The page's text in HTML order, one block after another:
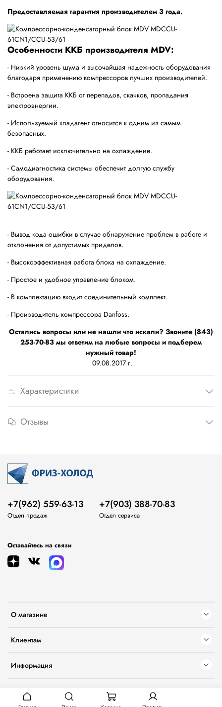
Предоставляемая гарантия производителем 3 года.
Особенности ККБ производителя MDV:
- Низкий уровень шума и высочайшая надежность оборудования
благодаря применению компрессоров лучших производителей.
- Встроена защита ККБ от перепадов, скачков, пропадания
электроэнергии.
- Используемый хладагент относится к одним из самым
безопасных.
- ККБ работает исключительно на охлаждение.
- Самодиагностика системы обеспечит долгую службу
оборудования.
- Вывод кода ошибки в случае обнаружение проблем в работе и
отклонения от допустимых приделов.
- Высокоэффективная работа блока на охлаждение.
- Простое и удобное управление блоком.
- В комплектацию входит соединительный комплект.
- Производитель компрессора Danfoss.
Остались вопросы или не нашли что искали? Звоните (843)
253-70-83 мы ответим на любые вопросы и подберем
нужный товар!
09.08.2017 г.
Характеристики
Отзывы
О магазине
Клиентам
Информация
+7(962) 559-63-13
Отдел продаж
+7(903) 388-70-83
Отдел сервиса
Оставайтесь на связи